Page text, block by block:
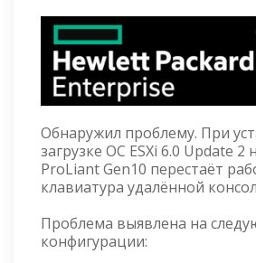
Обнаружил проблему. При
загрузке ОС ESXi 6.0 Update 2
ProLiant Gen10 перестаёт
клавиатура удалённой
Проблема выявлена на
конфигурации: